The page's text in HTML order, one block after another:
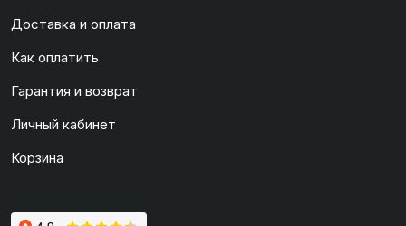
Доставка и оплата
Как оплатить
Гарантия и возврат
Личный кабинет
Корзина